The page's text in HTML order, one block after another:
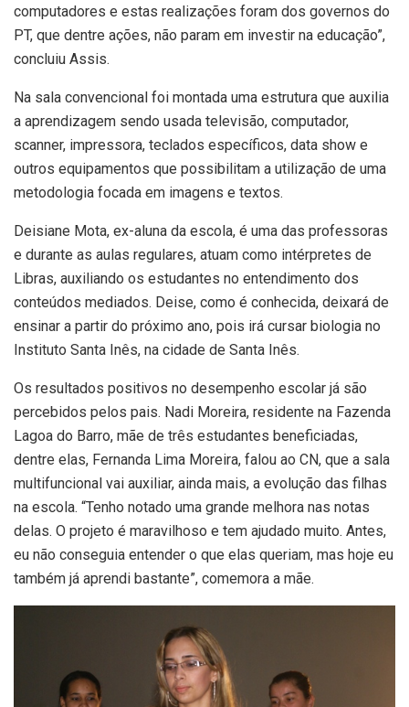
computadores e estas realizações foram dos governos do
PT, que dentre ações, não param em investir na educação”,
concluiu Assis.
Na sala convencional foi montada uma estrutura que auxilia
a aprendizagem sendo usada televisão, computador,
scanner, impressora, teclados específicos, data show e
outros equipamentos que possibilitam a utilização de uma
metodologia focada em imagens e textos.
Deisiane Mota, ex-aluna da escola, é uma das professoras
e durante as aulas regulares, atuam como intérpretes de
Libras, auxiliando os estudantes no entendimento dos
conteúdos mediados. Deise, como é conhecida, deixará de
ensinar a partir do próximo ano, pois irá cursar biologia no
Instituto Santa Inês, na cidade de Santa Inês.
Os resultados positivos no desempenho escolar já são
percebidos pelos pais. Nadi Moreira, residente na Fazenda
Lagoa do Barro, mãe de três estudantes beneficiadas,
dentre elas, Fernanda Lima Moreira, falou ao CN, que a sala
multifuncional vai auxiliar, ainda mais, a evolução das filhas
na escola. “Tenho notado uma grande melhora nas notas
delas. O projeto é maravilhoso e tem ajudado muito. Antes,
eu não conseguia entender o que elas queriam, mas hoje eu
também já aprendi bastante”, comemora a mãe.